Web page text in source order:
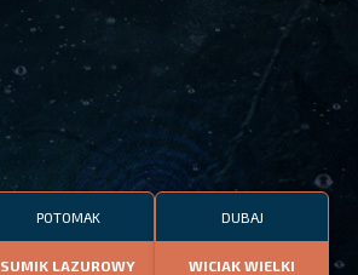
POTOMAK
SUMIK LAZUROWY
DUBAJ
WICIAK WIELKI